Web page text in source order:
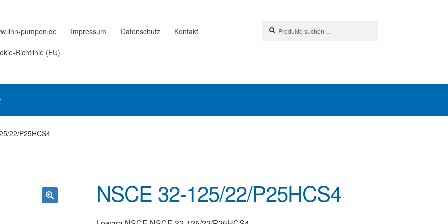
pumpen.de Impressum Datenschutz Kontakt
Richtlinie (EU)
nach:
22/P25HCS4
NSCE 32-125/22/P25HCS4